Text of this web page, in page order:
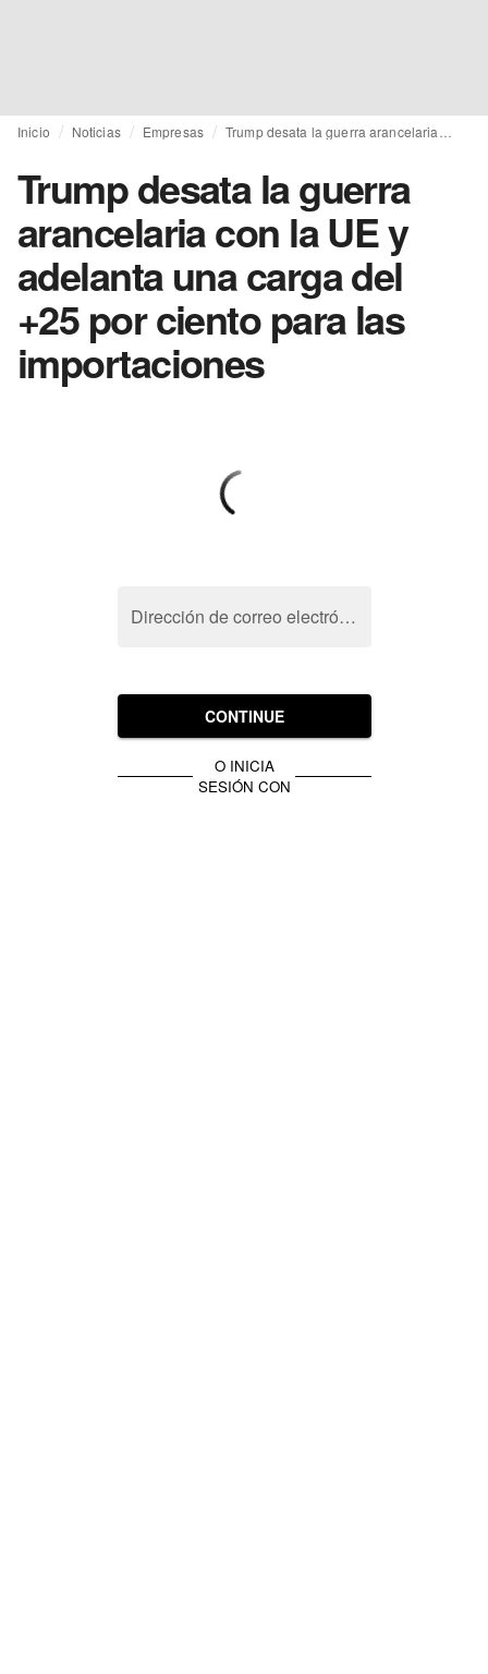
Inicio Noticias Empresas
Trump desata la guerra
arancelaria con la UE y
adelanta una carga del
+25 por ciento para las
importaciones
Dirección de correo electrónico
CONTINUE
O INICIA
SESIÓN CON